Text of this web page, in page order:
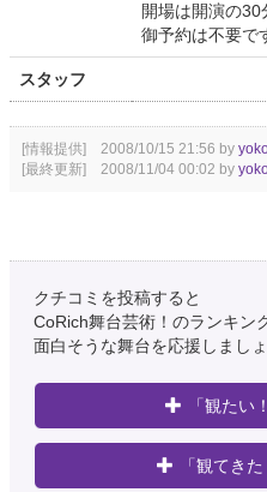
開場は開演の30
御予約は不要で
スタッフ
[情報提供] 2008/10/15 21:56 by
[最終更新] 2008/11/04 00:02 by
クチコミを投稿すると
CoRich舞台芸術！のランキン
面白そうな舞台を応援しましょ
「観たい
「観てき